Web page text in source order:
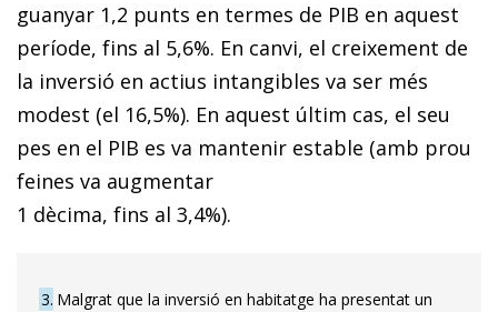
guanyar 1,2 punts en termes de PIB en aquest
període, fins al 5,6%. En canvi, el creixement de
la inversió en actius intangibles va ser més
modest (el 16,5%). En aquest últim cas, el seu
pes en el PIB es va mantenir estable (amb prou
feines va augmentar
1 dècima, fins al 3,4%).
3 Malgrat que la inversió en habitatge ha presentat un